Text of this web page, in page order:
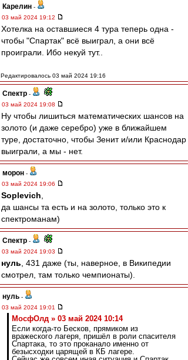
Карелин -
03 май 2024 19:12
Хотелка на оставшиеся 4 тура теперь одна -
чтобы "Спартак" всё выиграл, а они всё
проиграли. Ибо некуй тут..
Редактировалось 03 май 2024 19:16
Спектр -
03 май 2024 19:08
Ну чтобы лишиться математических шансов на
золото (и даже серебро) уже в ближайшем
туре, достаточно, чтобы Зенит и/или Краснодар
выиграли, а мы - нет.
морон -
03 май 2024 19:06
Soplevich
да шансы та есть и на золото, только это к
спектроманам)
Спектр -
03 май 2024 19:03
нуль , 431 даже (ты, наверное, в Википедии
смотрел, там только чемпионаты).
нуль -
03 май 2024 19:01
МосфОлд » 03 май 2024 10:14
Если когда-то Бесков, прямиком из
вражеского лагеря, пришёл в роли спасителя
Спартака, то это проканало именно от
безысходки царящей в КБ лагере.